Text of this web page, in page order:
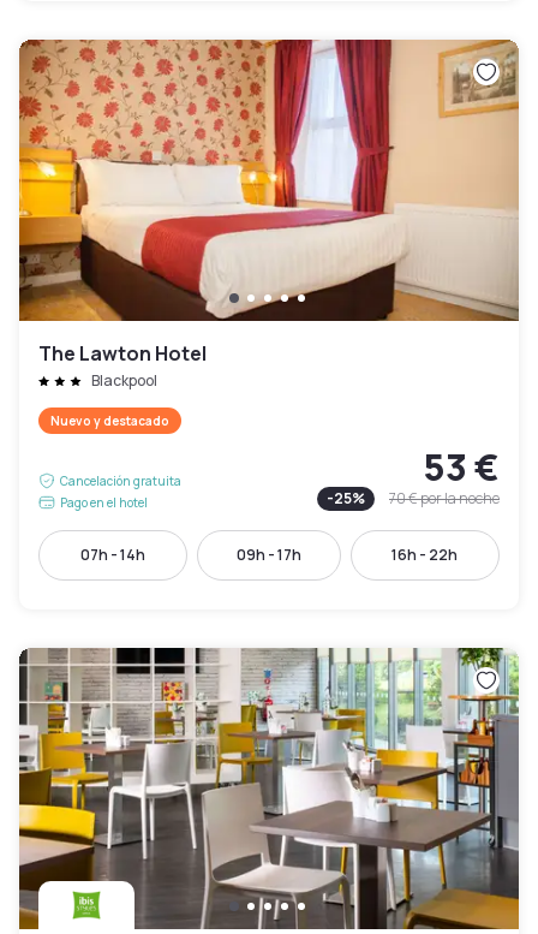
The Lawton Hotel
Blackpool
Nuevo y destacado
Cancelación gratuita
Pago en el hotel
53 €
-25% 70 €por la noche
07h - 14h 09h - 17h 16h - 22h